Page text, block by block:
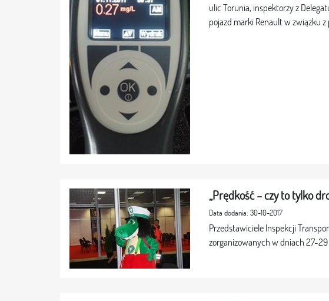
ulic Torunia, inspektorzy z
pojazd marki Renault w związku z
„Prędkość – czy to tylko
Data dodania: 30-10-2017
Przedstawiciele Inspekcji
zorganizowanych w dniach 27-